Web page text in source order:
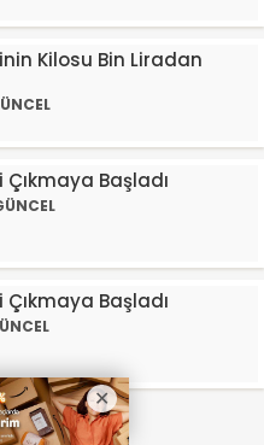
Kilosu Bin Liradan
Çıkmaya Başladı
Çıkmaya Başladı